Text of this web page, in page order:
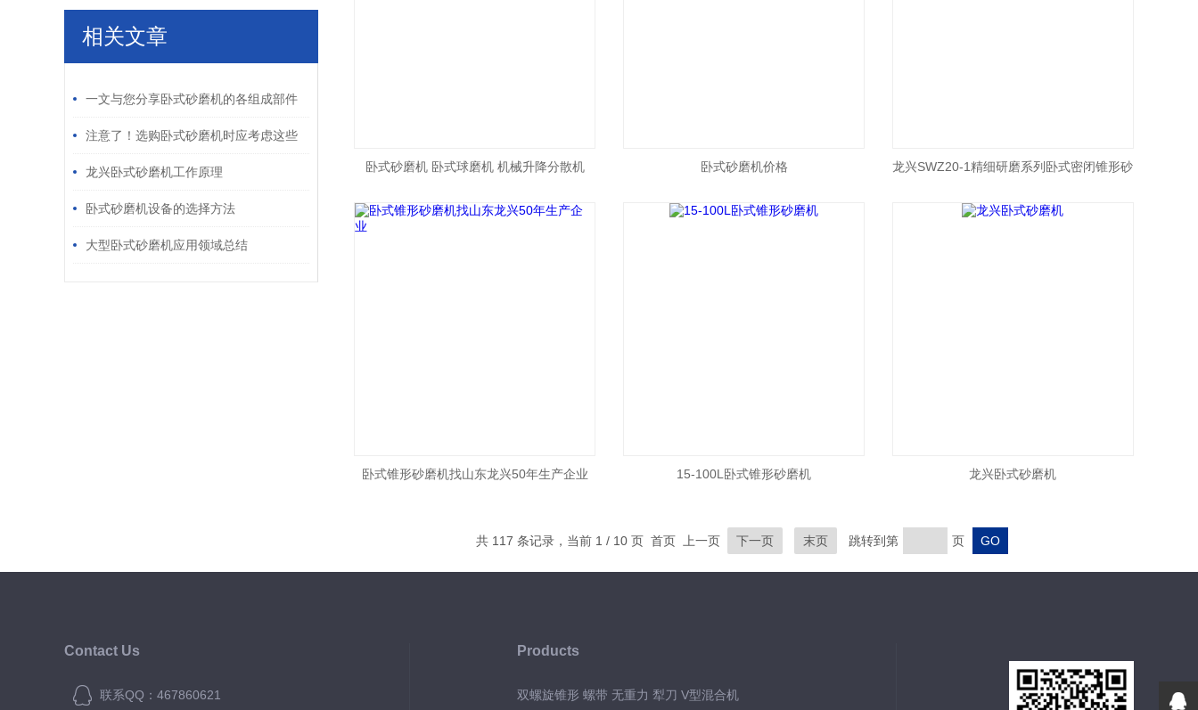
相关文章
一文与您分享卧式砂磨机的各组成部件
功能特点
注意了！选购卧式砂磨机时应考虑这些
关键因素
龙兴卧式砂磨机工作原理
卧式砂磨机设备的选择方法
大型卧式砂磨机应用领域总结
卧式砂磨机 卧式球磨机 机械升降分散机 卧式砂磨机价格 龙兴SWZ20-1精细研磨系列卧式密闭锥形砂
磨机
卧式锥形砂磨机找山东龙兴50年生产企业 15-100L卧式锥形砂磨机 龙兴卧式砂磨机
共 117 条记录，当前 1 / 10 页 首页 上一页 下一页 末页 跳转到第 页
Contact Us
联系QQ：467860621
Products
双螺旋锥形 螺带 无重力 犁刀 V型混合机